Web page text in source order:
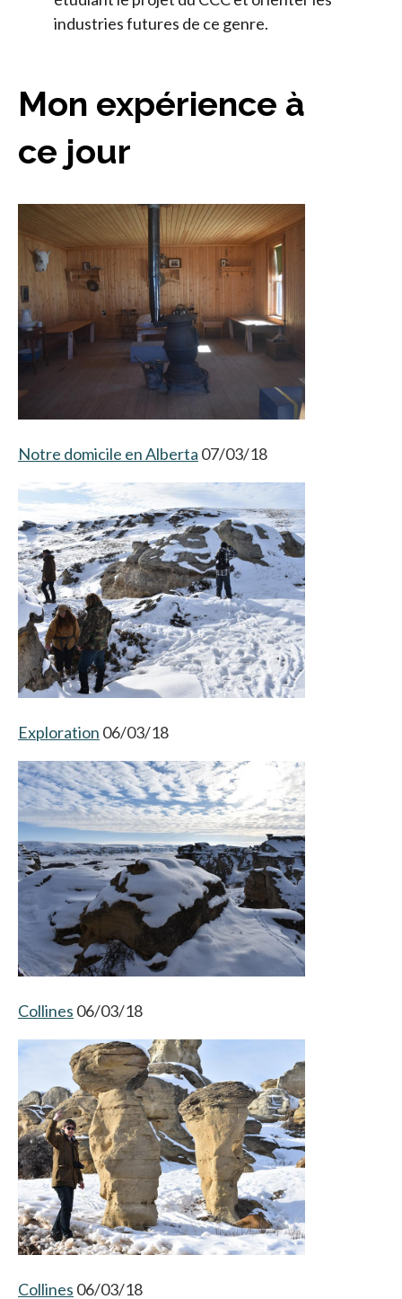
industries futures de ce genre.
Mon expérience à
ce jour
Notre domicile en Alberta 07/03/18
Exploration 06/03/18
Collines 06/03/18
Collines 06/03/18